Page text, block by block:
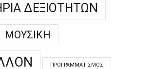
ΔΕΞΙΟΤΉΤΩΝ
ΜΟΥΣΙΚΉ
ΠΡΟΓΡΑΜΜΑΤΙΣΜΌΣ